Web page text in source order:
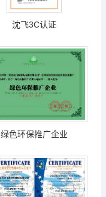
沈飞3C认证
绿色环保推广企业